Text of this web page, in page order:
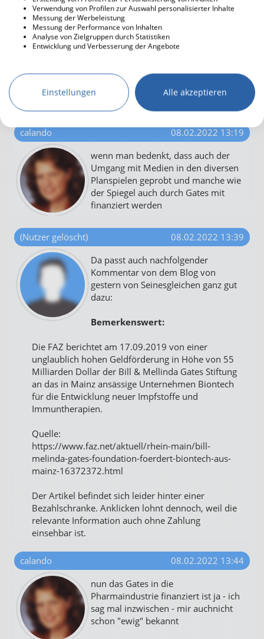
(Influenza).
Es geht aktuell emotionslos um den
übergeordneten Blick und der ist von den Fakten
calando
08.02.2022 13:19
wenn man bedenkt, dass auch der
Umgang mit Medien in den diversen
Planspielen geprobt und manche wie
der Spiegel auch durch Gates mit
finanziert werden
(Nutzer gelöscht)
08.02.2022 13:39
Da passt auch nachfolgender
Kommentar von dem Blog von
gestern von Seinesgleichen ganz gut
dazu:
Bemerkenswert:
Die FAZ berichtet am 17.09.2019 von einer
unglaublich hohen Geldförderung in Höhe von 55
Milliarden Dollar der Bill & Mellinda Gates Stiftung
an das in Mainz ansässige Unternehmen Biontech
für die Entwicklung neuer Impfstoffe und
Immuntherapien.
Quelle:
https://www.faz.net/aktuell/rhein-main/bill-
melinda-gates-foundation-foerdert-biontech-aus-
mainz-16372372.html
Der Artikel befindet sich leider hinter einer
Bezahlschranke. Anklicken lohnt dennoch, weil die
relevante Information auch ohne Zahlung
einsehbar ist.
calando
08.02.2022 13:44
nun das Gates in die
Pharmaindustrie finanziert ist ja - ich
sag mal inzwischen - mir auchnicht
schon "ewig" bekannt
Verwendung von Profilen zur Auswahl personalisierter Inhalte
Messung der Werbeleistung
Messung der Performance von Inhalten
Analyse von Zielgruppen durch Statistiken
Entwicklung und Verbesserung der Angebote
Einstellungen Alle akzeptieren